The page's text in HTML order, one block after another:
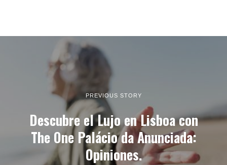
PREVIOUS STORY
Descubre el Lujo en Lisboa con
The One Palácio da Anunciada:
Opiniones.